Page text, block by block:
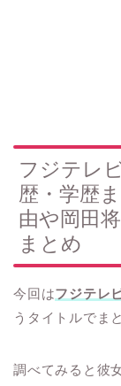
フジテレ
歴・学歴
由や岡田
まとめ
今回はフジテレ
うタイトルでま
調べてみると彼